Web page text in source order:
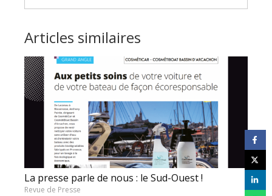
Articles similaires
La presse parle de nous : le Sud-Ouest !
Revue de Presse